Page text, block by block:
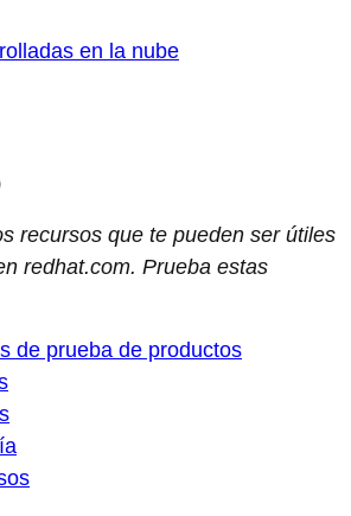
en la nube
recursos que te pueden ser útiles
redhat.com. Prueba estas
de prueba de productos